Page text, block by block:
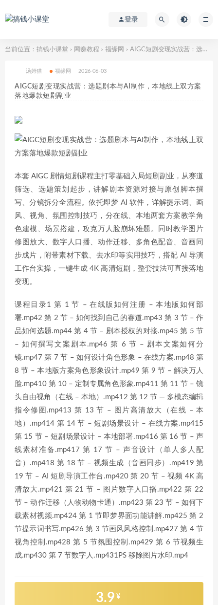
登录
当前位置： 搞钱小课堂 > 网赚教程 > 福缘网 > AIGC短剧变现实战营：选题剧本与AI制作，本地线上双方案落地爆款短剧副业
汤姆猫 福缘网 2026-06-03
AIGC短剧变现实战营：选题剧本与AI制作，本地线上双方案
落地爆款短剧副业
本套 AIGC 剧情短剧课程主打零基础入局短剧副业，从赛道
筛选、选题策划起步，讲解剧本资源对接与原创脚本撰
写、分镜拆分全流程。依托即梦 AI 软件，详解提示词、画
风、视角、氛围控制技巧，分在线、本地两套方案教学角
色建模、场景搭建，攻克万人脸崩坏难题。同时教学图片
修图放大、数字人口播、动作迁移、多角色配音、音画同
步成片，附带素材下载、去水印等实用技巧，搭配 AI 导演
工作台实操，一键生成 4K 高清短剧，整套技法可直接落地
变现。
课程目录1 第 1 节 – 在线版如何注册 – 本地版如何部
署.mp42 第 2 节 – 如何找到自己的赛道.mp43 第 3 节 – 作
品如何选题.mp44 第 4 节 – 剧本授权的对接.mp45 第 5 节
– 如何撰写文案剧本.mp46 第 6 节 – 剧本文案如何分
镜.mp47 第 7 节 – 如何设计角色形象 – 在线方案.mp48 第
8 节 – 本地版方案角色形象设计.mp49 第 9 节 – 解决万人
脸.mp410 第 10 – 定制专属角色形象.mp411 第 11 节 – 镜
头自由视角（在线 – 本地）.mp412 第 12 节 — 多模态编辑
指令修图.mp413 第 13 节 – 图片高清放大（在线 – 本
地）.mp414 第 14 节 – 短剧场景设计 – 在线方案.mp415
第 15 节 – 短剧场景设计 – 本地部署.mp416 第 16 节 – 声
线素材准备.mp417 第 17 节 – 声音设计（单人多人配
音）.mp418 第 18 节 – 视频生成（音画同步）.mp419 第
19 节 – AI 短剧导演工作台.mp420 第 20 节 – 视频 4K 高
清放大.mp421 第 21 节 – 图片数字人口播.mp422 第 22
节 – 动作迁移（人物动物卡通）.mp423 第 23 节 – 如何下
载素材视频.mp424 第 1 节即梦界面功能讲解.mp425 第 2
节提示词书写.mp426 第 3 节画风风格控制.mp427 第 4 节
视角控制.mp428 第 5 节氛围控制.mp429 第 6 节视频生
成.mp430 第 7 节数字人.mp431PS 移除图片水印.mp4
3.9 ¥